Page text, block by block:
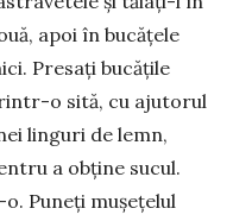
apoi în bu­cățele
Presați bu­că­țile
o sită, cu aju­to­rul
linguri de lemn,
a obține su­cul.
Puneți mușețelul